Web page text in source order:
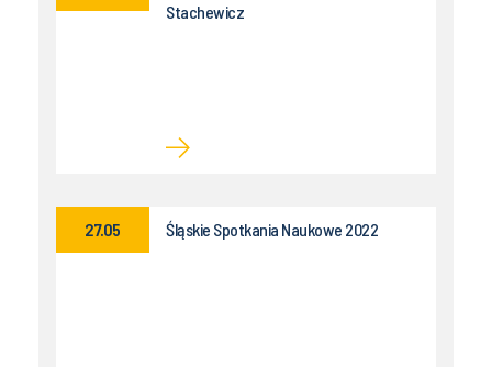
Stachewicz
Śląskie Spotkania Naukowe 2022
27.05